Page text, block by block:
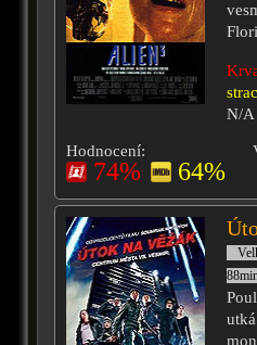
N/A
Hodnocení:
74% 64%